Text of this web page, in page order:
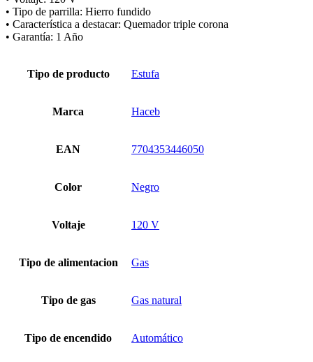
• Tipo de parrilla: Hierro fundido
• Característica a destacar: Quemador triple corona
• Garantía: 1 Año
Tipo de producto Estufa
Marca Haceb
EAN 7704353446050
Color Negro
Voltaje 120 V
Tipo de alimentacion Gas
Tipo de gas Gas natural
Tipo de encendido Automático